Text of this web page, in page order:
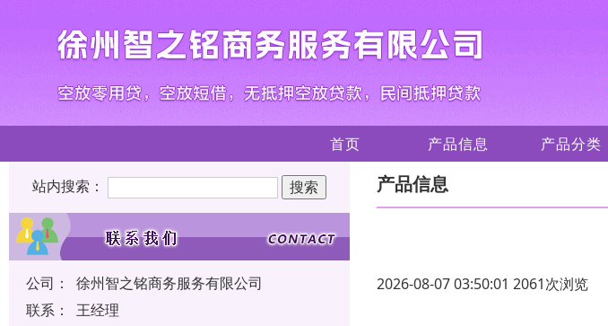
首页 产品信息 产品分类
站内搜索：
公司：
徐州智之铭商务服务有限公司
联系：
王经理
产品信息
2026-08-07 03:50:01 2061次浏览